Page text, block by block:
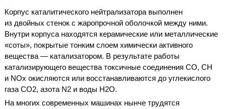
Корпус каталитического нейтрализатора выполнен
из двойных стенок с жаропрочной оболочкой между ними.
Внутри корпуса находятся керамические или металлические
«соты», покрытые тонким слоем химически активного
вещества — катализатором. В результате работы
катализирующего вещества токсичные соединения CO, CH
и NOx окисляются или восстанавливаются до углекислого
газа СО2, азота N2 и воды Н2О.
На многих современных машинах нынче трудятся